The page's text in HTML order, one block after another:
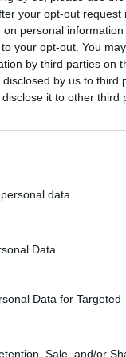
your opt-out request
personal
your opt-out. You
by third parties on
by us to third
it to other third
data.
Data.
Data for Targeted
Sale, and/or
CNV